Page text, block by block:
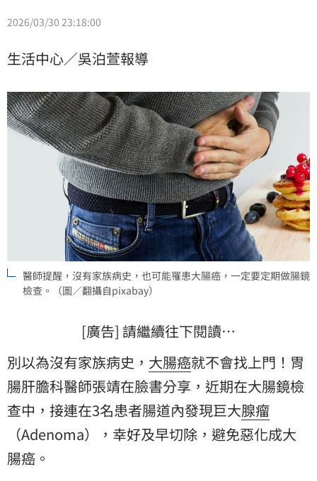
2026/03/30 23:18:00
生活中心／吳泊萱報導
醫師提醒，沒有家族病史，也可能罹患大腸癌，一定要定期做腸鏡
檢查。（圖／翻攝自pixabay）
[廣告] 請繼續往下閱讀…
別以為沒有家族病史， 大腸癌就不會找上門！胃
腸肝膽科醫師張靖在臉書分享，近期在大腸鏡檢
查中，接連在3名患者腸道內發現巨大腺瘤
（Adenoma），幸好及早切除，避免惡化成大
腸癌。